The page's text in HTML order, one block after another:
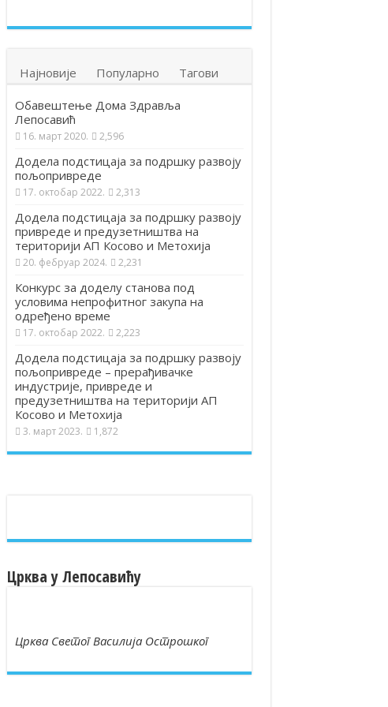
Најновије Популарно Тагови
Обавештење Дома Здравља
Лепосавић
16. март 2020. 2,596
Додела подстицаја за подршку развоју
пољопривреде
17. октобар 2022. 2,313
Додела подстицаја за подршку развоју
привреде и предузетништва на
територији АП Косово и Метохија
20. фебруар 2024. 2,231
Конкурс за доделу станова под
условима непрофитног закупа на
одређено време
17. октобар 2022. 2,223
Додела подстицаја за подршку развоју
пољопривреде – прерађивачке
индустрије, привреде и
предузетништва на територији АП
Косово и Метохија
3. март 2023. 1,872
Црква у Лепосавићу
Црква Светог Василија Острошког